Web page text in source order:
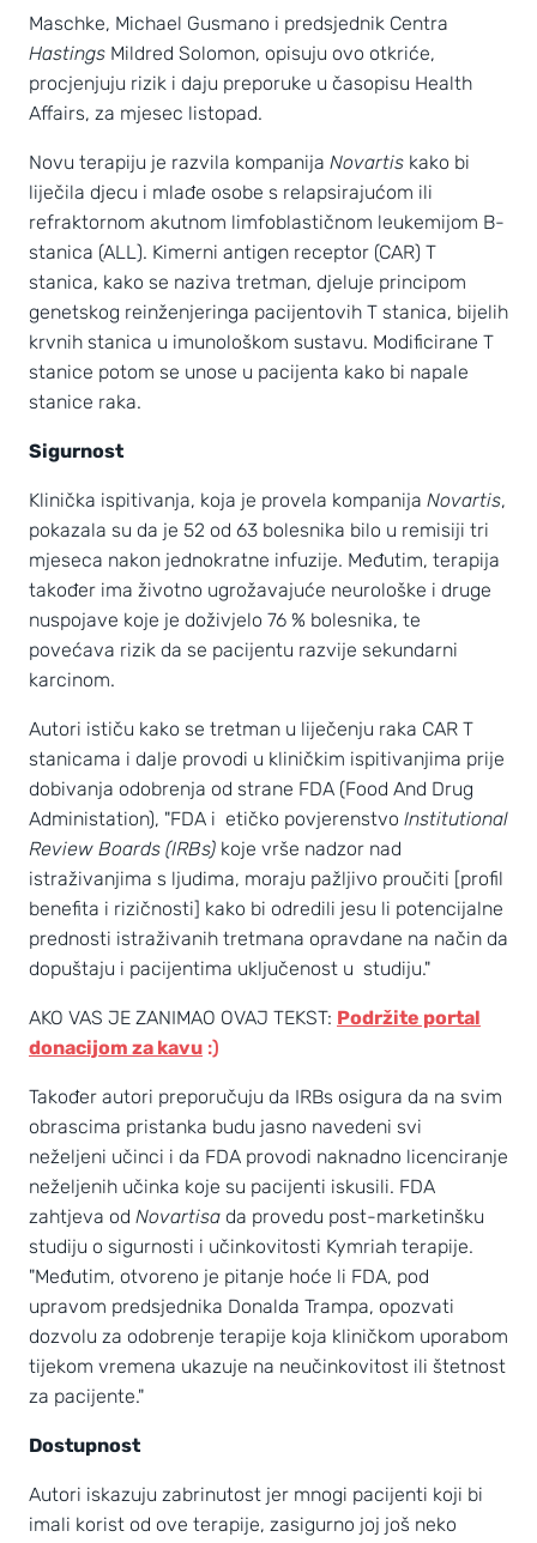
Maschke, Michael Gusmano i predsjednik Centra
Hastings Mildred Solomon, opisuju ovo otkriće,
procjenjuju rizik i daju preporuke u časopisu Health
Affairs, za mjesec listopad.
Novu terapiju je razvila kompanija Novartis kako bi
liječila djecu i mlađe osobe s relapsirajućom ili
refraktornom akutnom limfoblastičnom leukemijom B-
stanica (ALL). Kimerni antigen receptor (CAR) T
stanica, kako se naziva tretman, djeluje principom
genetskog reinženjeringa pacijentovih T stanica, bijelih
krvnih stanica u imunološkom sustavu. Modificirane T
stanice potom se unose u pacijenta kako bi napale
stanice raka.
Sigurnost
Klinička ispitivanja, koja je provela kompanija Novartis,
pokazala su da je 52 od 63 bolesnika bilo u remisiji tri
mjeseca nakon jednokratne infuzije. Međutim, terapija
također ima životno ugrožavajuće neurološke i druge
nuspojave koje je doživjelo 76 % bolesnika, te
povećava rizik da se pacijentu razvije sekundarni
karcinom.
Autori ističu kako se tretman u liječenju raka CAR T
stanicama i dalje provodi u kliničkim ispitivanjima prije
dobivanja odobrenja od strane FDA (Food And Drug
Administation), "FDA i etičko povjerenstvo Institutional
Review Boards (IRBs) koje vrše nadzor nad
istraživanjima s ljudima, moraju pažljivo proučiti [profil
benefita i rizičnosti] kako bi odredili jesu li potencijalne
prednosti istraživanih tretmana opravdane na način da
dopuštaju i pacijentima uključenost u studiju."
AKO VAS JE ZANIMAO OVAJ TEKST: Podržite portal
donacijom za kavu :)
Također autori preporučuju da IRBs osigura da na svim
obrascima pristanka budu jasno navedeni svi
neželjeni učinci i da FDA provodi naknadno licenciranje
neželjenih učinka koje su pacijenti iskusili. FDA
zahtjeva od Novartisa da provedu post-marketinšku
studiju o sigurnosti i učinkovitosti Kymriah terapije.
"Međutim, otvoreno je pitanje hoće li FDA, pod
upravom predsjednika Donalda Trampa, opozvati
dozvolu za odobrenje terapije koja kliničkom uporabom
tijekom vremena ukazuje na neučinkovitost ili štetnost
za pacijente."
Dostupnost
Autori iskazuju zabrinutost jer mnogi pacijenti koji bi
imali korist od ove terapije, zasigurno joj još neko